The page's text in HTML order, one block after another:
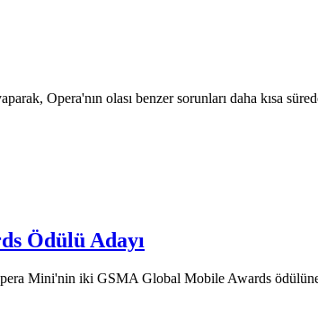
Opera'nın olası benzer sorunları daha kısa
Ödülü Adayı
Mini'nin iki GSMA Global Mobile Awards